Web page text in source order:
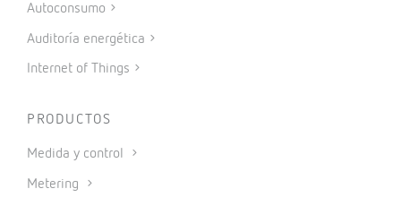
Autoconsumo
Auditoría energética
Internet of Things
PRODUCTOS
Medida y control
Metering